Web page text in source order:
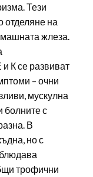
Тези
отделяне на
жлеза.
К се развиват
– очни
мускулна
болните с
В
но с
трофични